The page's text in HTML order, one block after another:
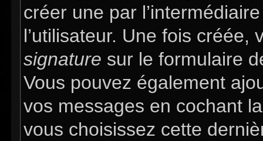
créer une par
l’utilisateur. Une fois
signature sur le formulaire
Vous pouvez également
vos messages en cochant
vous choisissez cette